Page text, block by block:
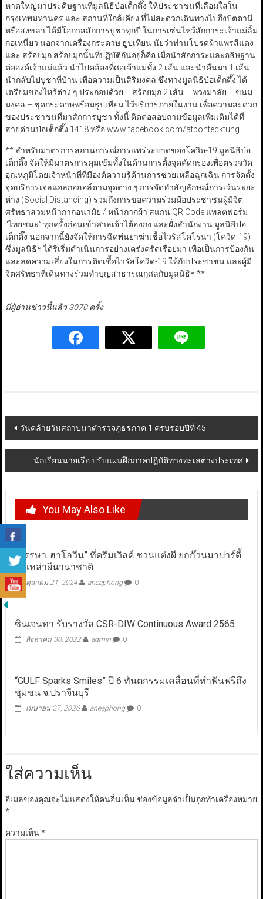
หาดใหญ่มาประดิษฐานที่มูลนิธิป่อเต็กตึ๊ง ให้ประชาชนที่เลื่อมใสใน
กรุงเทพมหานคร และ สถานที่ใกล้เคียง ที่ไม่สะดวกเดินทางไปถึงปัตตานี
หรือสงขลา ได้มีโอกาสสักการบูชาทุกปี ในการเซ่นไหว้สักการะเจ้าแม่ลิ้ม
กอเหนี่ยว นอกจากเครื่องกระดาษ ธูปเทียน นัยว่าท่านโปรดผ้าแพรสีแดง
และ สร้อยมุก สร้อยมุกนั้นที่ปฏิบัติกันอยู่ก็คือ เมื่อนำสักการะและอธิษฐาน
ต่อองค์เจ้าแม่แล้ว นำไปคล้องที่ศอเจ้าแม่ทั้ง 2 เส้น และนำคืนมา 1 เส้น
นำกลับไปบูชาที่บ้าน เพื่อความเป็นสิริมงคล ซึ่งทางมูลนิธิป่อเต็กตึ๊ง ได้
เตรียมของไหว้ต่าง ๆ ประกอบด้วย – สร้อยมุก 2 เส้น – พวงมาลัย – ขนม
มงคล – ชุดกระดาษพร้อมธูปเทียน ไว้บริการภายในงาน เพื่อความสะดวก
ของประชาชนที่มาสักการบูชา ทั้งนี้ ติดต่อสอบถามข้อมูลเพิ่มเติมได้ที่
สายด่วนป่อเต็กตึ๊ง 1418 หรือ www.facebook.com/atpohtecktung
** สำหรับมาตรการสถานการณ์การแพร่ระบาดของโควิด-19 มูลนิธิป่อ
เต็กตึ๊ง จัดให้มีมาตรการคุมเข้มทั้งในด้านการตั้งจุดคัดกรองเพื่อตรวจวัด
อุณหภูมิโดยเจ้าหน้าที่ที่มีองค์ความรู้ด้านการช่วยเหลือฉุกเฉิน การจัดตั้ง
จุดบริการเจลแอลกอฮอล์ตามจุดต่าง ๆ การจัดทำสัญลักษณ์การเว้นระยะ
ห่าง (Social Distancing) รวมถึงการขอความร่วมมือประชาชนผู้มีจิต
ศรัทธาสวมหน้ากากอนามัย / หน้ากากผ้า สแกน QR Code แพลตฟอร์ม
“ไทยชนะ” ทุกครั้งก่อนเข้าศาลเจ้าไต้ฮงกง และฝั่งสำนักงาน มูลนิธิป่อ
เต็กตึ๊ง นอกจากนี้ยังจัดให้การฉีดพ่นยาฆ่าเชื้อไวรัสโคโรนา (โควิด-19)
ซึ่งมูลนิธิฯ ได้ริเริ่มดำเนินการอย่างเคร่งครัดเรื่อยมา เพื่อเป็นการป้องกัน
และลดความเสี่ยงในการติดเชื้อไวรัสโควิด-19 ให้กับประชาชน และผู้มี
จิตศรัทธาที่เดินทางร่วมทำบุญสาธารณกุศลกับมูลนิธิฯ **
มีผู้อ่านข่าวนี้แล้ว 3070 ครั้ง
Post
navigation
วันคล้ายวันสถาปนาตำรวจภูธรภาค 1 ครบรอบปีที่ 45
นักเรียนนายเรือ ปรับแผนฝึกภาคปฎิบัติทางทะเลต่างประเทศ
You May Also Like
“หรรษา..ฮาโลวีน” ที่ดรีมเวิลด์ ชวนแต่งผี ยกก๊วนมาปาร์ตี้
กับเหล่าผีนานาชาติ
ตุลาคม 21, 2024 aneaphong 0
ซินเจนทา รับรางวัล CSR-DIW Continuous Award 2565
สิงหาคม 30, 2022 admin 0
“GULF Sparks Smiles” ปี 6 ทันตกรรมเคลื่อนที่ทำฟันฟรีถึง
ชุมชน จ.ปราจีนบุรี
เมษายน 27, 2026 aneaphong 0
ใส่ความเห็น
อีเมลของคุณจะไม่แสดงให้คนอื่นเห็น ช่องข้อมูลจำเป็นถูกทำเครื่องหมาย
*
ความเห็น*